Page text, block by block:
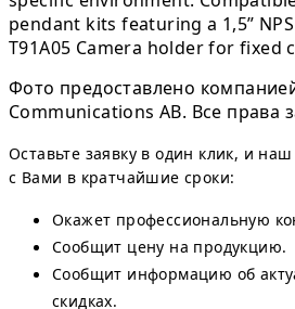
pendant kits featuring a 1,5”
T91A05 Camera holder for fixed
Фото предоставлено
Communications AB. Все
Оставьте заявку в один клик, и
с Вами в кратчайшие сроки:
Окажет профессиональную
Сообщит цену на продукцию.
Сообщит информацию об
скидках.